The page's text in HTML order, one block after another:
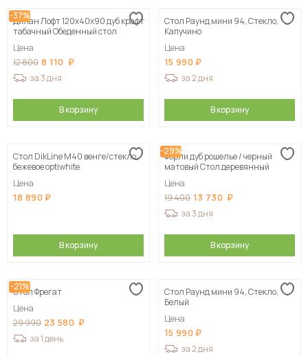
-37%
Дилан Лофт 120х40х90 дуб крафт
табачный Обеденный стол
Цена
12 800 8 110
за 3 дня
В корзину
Стол Раунд мини 94, Стекло,
Капучино
Цена
15 990
за 2 дня
В корзину
Стол DikLine M40 венге/стекло
бежевое optiwhite
Цена
18 890
В корзину
-29%
Форли дуб рошелье / черный
матовый Стол деревянный
Цена
19 400 13 730
за 3 дня
В корзину
-21%
Стол Фрегат
Цена
29 990 23 580
за 1 день
Стол Раунд мини 94, Стекло,
Белый
Цена
15 990
за 2 дня